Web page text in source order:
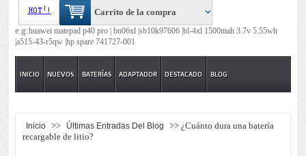
Carrito de la compra
e.g:huawei matepad p40 pro |bn06xl |sb10k97606 |bl-4xl 1500mah 3.7v 5.55wh
|a515-43-r5qw |hp spare 741727-001
INICIO NUEVOS BATERÍAS ADAPTADOR DESTACADO BLOG
Inicio >> Últimas Entradas Del Blog
>> ¿Cuánto dura una batería
recargable de litio?